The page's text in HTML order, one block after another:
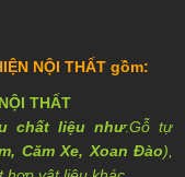
NỘI THẤT gồm:
THẤT
chất liệu như:Gỗ tự
Căm Xe, Xoan Đào),